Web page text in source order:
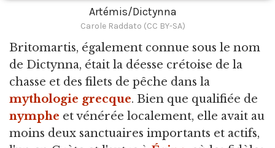
Artémis/Dictynna
Carole Raddato (CC BY-SA)
Britomartis, également connue sous le nom
de Dictynna, était la déesse crétoise de la
chasse et des filets de pêche dans la
mythologie grecque. Bien que qualifiée de
nymphe et vénérée localement, elle avait au
moins deux sanctuaires importants et actifs,